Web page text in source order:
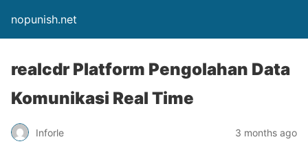
nopunish.net
realcdr Platform Pengolahan Data
Komunikasi Real Time
Inforle 3 months ago